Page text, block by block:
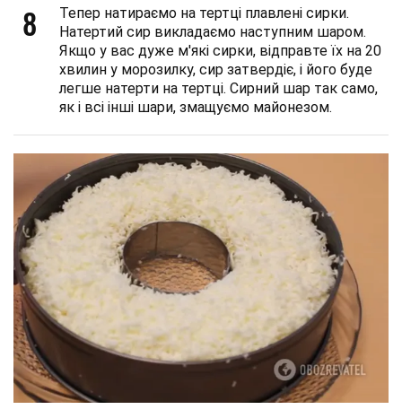
8
Тепер натираємо на тертці плавлені сирки.
Натертий сир викладаємо наступним шаром.
Якщо у вас дуже м'які сирки, відправте їх на 20
хвилин у морозилку, сир затвердіє, і його буде
легше натерти на тертці. Сирний шар так само,
як і всі інші шари, змащуємо майонезом.